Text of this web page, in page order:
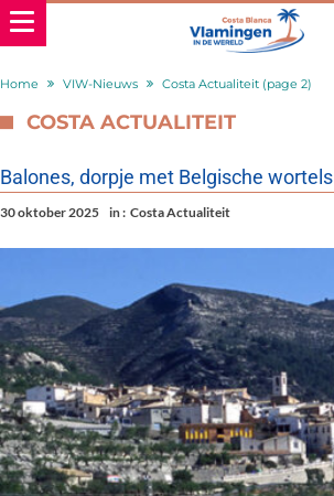
Home VIW-Nieuws Costa Actualiteit (page 2)
COSTA ACTUALITEIT
Balones, dorpje met Belgische wortels
30 oktober 2025 in : Costa Actualiteit